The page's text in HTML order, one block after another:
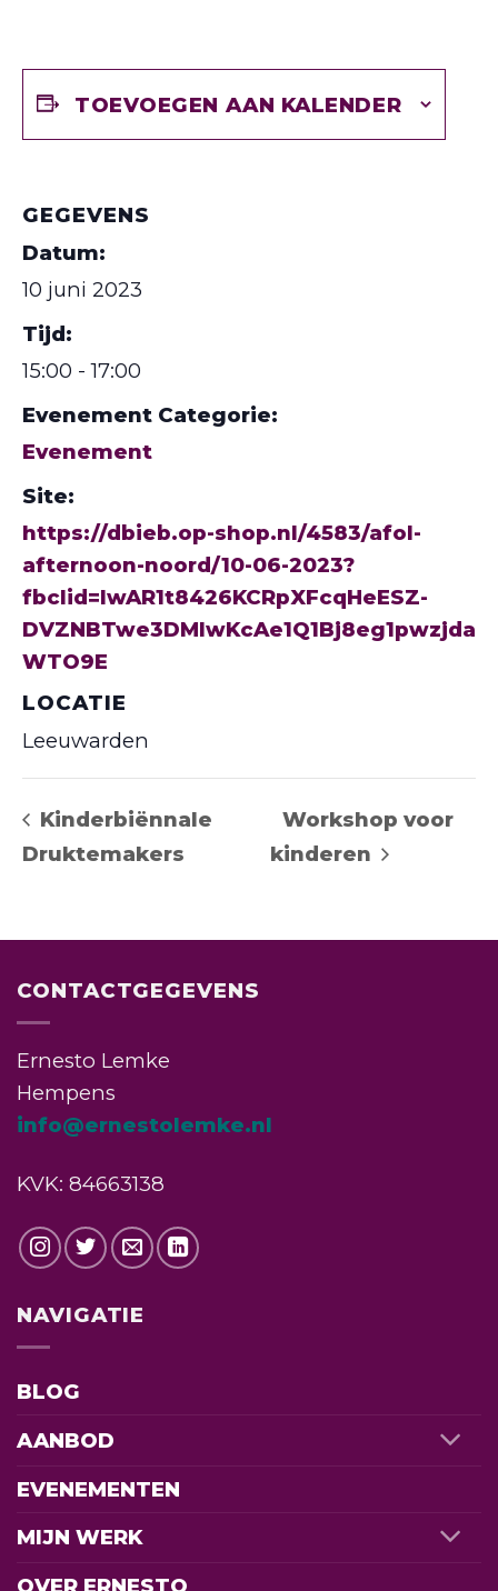
TOEVOEGEN AAN KALENDER
GEGEVENS
Datum:
10 juni 2023
Tijd:
15:00 - 17:00
Evenement Categorie:
Evenement
Site:
https://dbieb.op-shop.nl/4583/afol-
afternoon-noord/10-06-2023?
fbclid=IwAR1t8426KCRpXFcqHeESZ-
DVZNBTwe3DMlwKcAe1Q1Bj8eg1pwzjda
WTO9E
LOCATIE
Leeuwarden
Kinderbiënnale
Druktemakers
Workshop voor
kinderen
CONTACTGEGEVENS
Ernesto Lemke
Hempens
info@ernestolemke.nl
KVK: 84663138
NAVIGATIE
BLOG
AANBOD
EVENEMENTEN
MIJN WERK